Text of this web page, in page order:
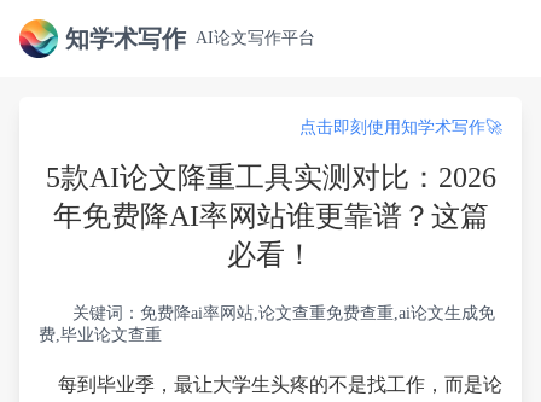
知学术写作 AI论文写作平台
点击即刻使用知学术写作🚀
5款AI论文降重工具实测对比：2026
年免费降AI率网站谁更靠谱？这篇
必看！
关键词：免费降ai率网站,论文查重免费查重,ai论文生成免
费,毕业论文查重
每到毕业季，最让大学生头疼的不是找工作，而是论